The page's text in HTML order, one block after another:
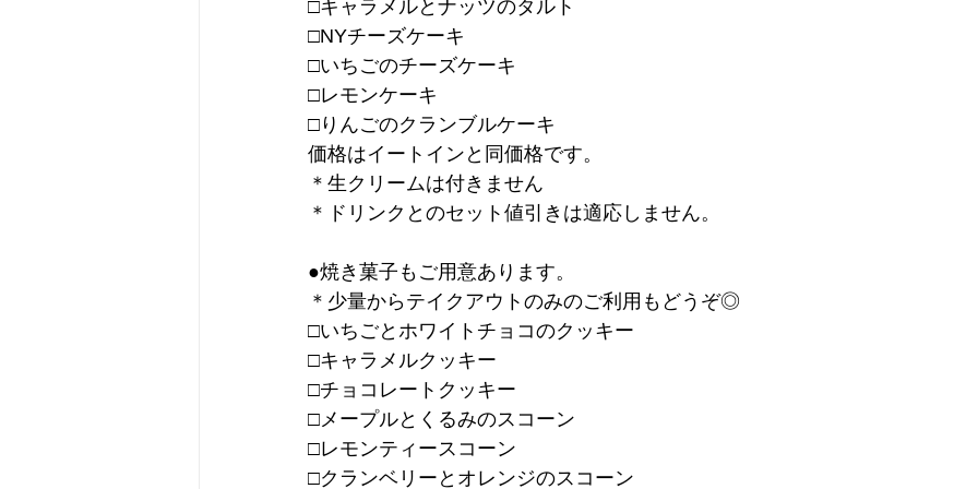
□キャラメルとナッツのタルト
□NYチーズケーキ
□いちごのチーズケーキ
□レモンケーキ
□りんごのクランブルケーキ
価格はイートインと同価格です。
＊生クリームは付きません
＊ドリンクとのセット値引きは適応しません。
●焼き菓子もご用意あります。
＊少量からテイクアウトのみのご利用もどうぞ◎
□いちごとホワイトチョコのクッキー
□キャラメルクッキー
□チョコレートクッキー
□メープルとくるみのスコーン
□レモンティースコーン
□クランベリーとオレンジのスコーン